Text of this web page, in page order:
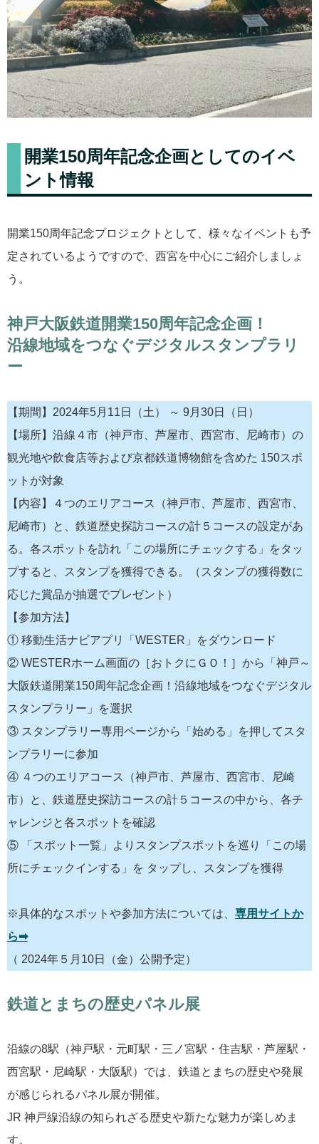
開業150周年記念企画としてのイベ
ント情報
開業150周年記念プロジェクトとして、様々なイベントも予
定されているようですので、西宮を中心にご紹介しましょ
う。
神戸大阪鉄道開業150周年記念企画！
沿線地域をつなぐデジタルスタンプラリ
ー
【期間】2024年5月11日（土） ～ 9月30日（日）
【場所】沿線４市（神戸市、芦屋市、西宮市、尼崎市）の
観光地や飲食店等および京都鉄道博物館を含めた 150スポ
ットが対象
【内容】４つのエリアコース（神戸市、芦屋市、西宮市、
尼崎市）と、鉄道歴史探訪コースの計５コースの設定があ
る。各スポットを訪れ「この場所にチェックする」をタッ
プすると、スタンプを獲得できる。（スタンプの獲得数に
応じた賞品が抽選でプレゼント）
【参加方法】
① 移動生活ナビアプリ「WESTER」をダウンロード
② WESTERホーム画面の［おトクにＧＯ！］から「神戸～
大阪鉄道開業150周年記念企画！沿線地域をつなぐデジタル
スタンプラリー」を選択
③ スタンプラリー専用ページから「始める」を押してスタ
ンプラリーに参加
④ ４つのエリアコース（神戸市、芦屋市、西宮市、尼崎
市）と、鉄道歴史探訪コースの計５コースの中から、各チ
ャレンジと各スポットを確認
⑤ 「スポット一覧」よりスタンプスポットを巡り「この場
所にチェックインする」を タップし、スタンプを獲得
※具体的なスポットや参加方法については、 専用サイトか
ら➡
（ 2024年５月10日（金）公開予定）
鉄道とまちの歴史パネル展
沿線の8駅（神戸駅・元町駅・三ノ宮駅・住吉駅・芦屋駅・
西宮駅・尼崎駅・大阪駅）では、鉄道とまちの歴史や発展
が感じられるパネル展が開催。
JR 神戸線沿線の知られざる歴史や新たな魅力が楽しめま
す。